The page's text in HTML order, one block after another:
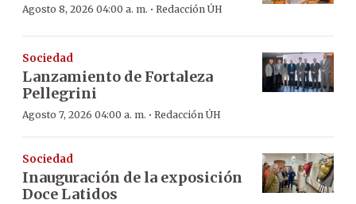
Agosto 8, 2026 04:00 a. m. · Redacción ÚH
Sociedad
Lanzamiento de Fortaleza
Pellegrini
Agosto 7, 2026 04:00 a. m. · Redacción ÚH
Sociedad
Inauguración de la exposición
Doce Latidos